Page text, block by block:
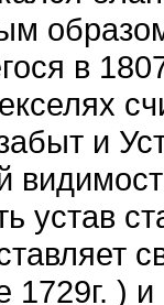
в
и
устав
1729г. )